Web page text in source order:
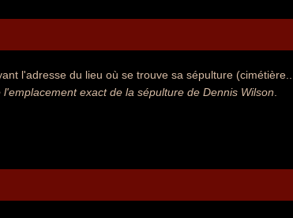
l'adresse du lieu où se trouve sa sépulture
exact de la sépulture de Dennis Wilson